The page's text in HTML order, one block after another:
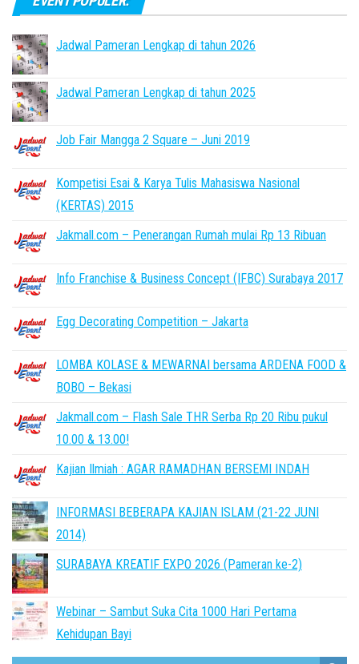
Jadwal Pameran Lengkap di tahun 2026
Jadwal Pameran Lengkap di tahun 2025
Job Fair Mangga 2 Square – Juni 2019
Kompetisi Esai & Karya Tulis Mahasiswa Nasional
(KERTAS) 2015
Jakmall.com – Penerangan Rumah mulai Rp 13 Ribuan
Info Franchise & Business Concept (IFBC) Surabaya 2017
Egg Decorating Competition – Jakarta
LOMBA KOLASE & MEWARNAI bersama ARDENA FOOD &
BOBO – Bekasi
Jakmall.com – Flash Sale THR Serba Rp 20 Ribu pukul
10.00 & 13.00!
Kajian Ilmiah : AGAR RAMADHAN BERSEMI INDAH
INFORMASI BEBERAPA KAJIAN ISLAM (21-22 JUNI
2014)
SURABAYA KREATIF EXPO 2026 (Pameran ke-2)
Webinar – Sambut Suka Cita 1000 Hari Pertama
Kehidupan Bayi